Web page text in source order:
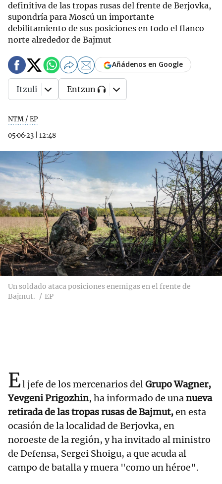
definitiva de las tropas rusas del frente de Berjovka,
supondría para Moscú un importante
debilitamiento de sus posiciones en todo el flanco
norte alrededor de Bajmut
NTM / EP
05·06·23
12:48
Añádenos en Google
Itzuli Entzun
Un soldado ataca posiciones enemigas en el frente de
Bajmut.
EP
El jefe de los mercenarios delGrupo Wagner,
Yevgeni Prigozhin, ha informado de unanueva
retirada de las tropas rusas de Bajmut,en esta
ocasión de la localidad de Berjovka, en
noroeste de la región, y ha invitado al ministro
de Defensa, Sergei Shoigu, a que acuda al
campo de batalla y muera "como un héroe".